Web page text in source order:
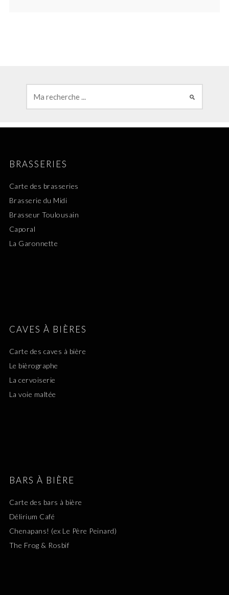
BRASSERIES
Carte des brasseries
Brasserie du Midi
Brasseur Toulousain
Caporal
La Garonnette
CAVES À BIÈRES
Carte des caves à bière
Le bièrographe
La cervoiserie
La voie maltée
BARS À BIÈRE
Carte des bars à bière
Délirium Café
Chenapans! (ex Le Père Peinard)
The Frog & Rosbif